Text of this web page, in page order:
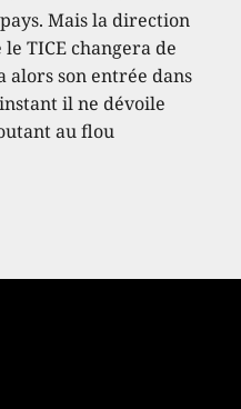
Mais la direction
TICE changera de
alors son entrée dans
il ne dévoile
au flou